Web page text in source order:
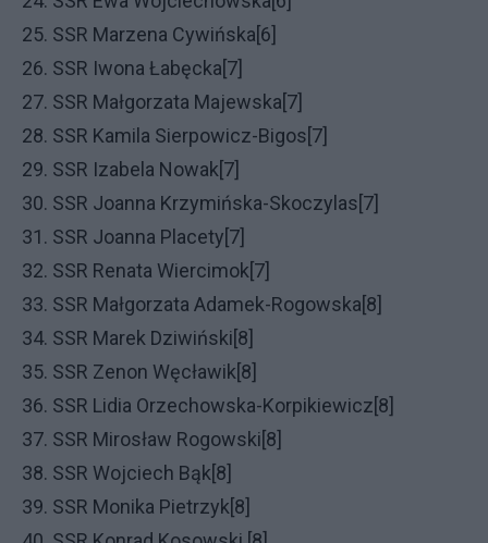
25. SSR Marzena Cywińska[6]
26. SSR Iwona Łabęcka[7]
27. SSR Małgorzata Majewska[7]
28. SSR Kamila Sierpowicz-Bigos[7]
29. SSR Izabela Nowak[7]
30. SSR Joanna Krzymińska-Skoczylas[7]
31. SSR Joanna Placety[7]
32. SSR Renata Wiercimok[7]
33. SSR Małgorzata Adamek-Rogowska[8]
34. SSR Marek Dziwiński[8]
35. SSR Zenon Węcławik[8]
36. SSR Lidia Orzechowska-Korpikiewicz[8]
37. SSR Mirosław Rogowski[8]
38. SSR Wojciech Bąk[8]
39. SSR Monika Pietrzyk[8]